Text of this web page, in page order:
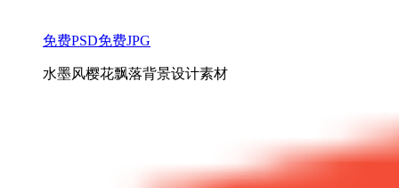
免费PSD免费JPG
水墨风樱花飘落背景设计素材